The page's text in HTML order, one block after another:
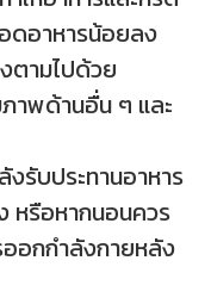
ดอาหารน้อยลง
ตามไปด้วย
าพด้านอื่น ๆ และ
รับประทานอาหาร
หรือหากนอนควร
อกกำลังกายหลัง